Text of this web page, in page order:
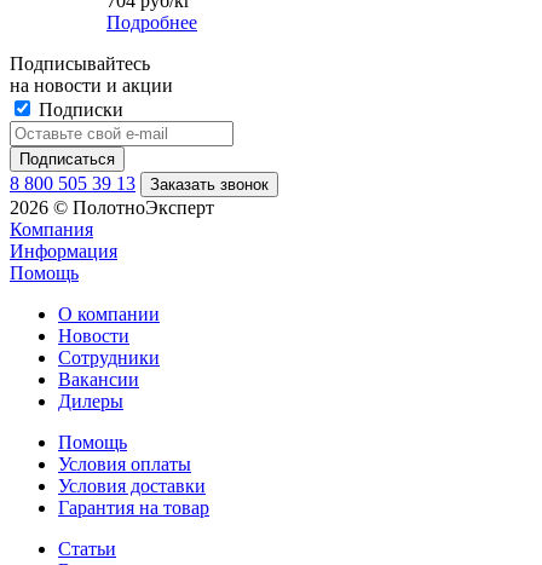
Подробнее
Подписывайтесь
на новости и акции
Подписки
8 800 505 39 13 Заказать звонок
2026 © ПолотноЭксперт
Компания
Информация
Помощь
О компании
Новости
Сотрудники
Вакансии
Дилеры
Помощь
Условия оплаты
Условия доставки
Гарантия на товар
Статьи